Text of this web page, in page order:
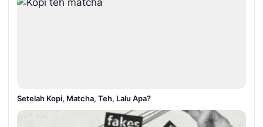
Setelah Kopi, Matcha, Teh, Lalu Apa?